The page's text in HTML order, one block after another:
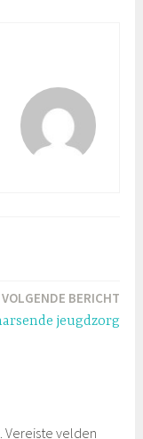
VOLGENDE BERICHT
jeugdzorg
Vereiste velden